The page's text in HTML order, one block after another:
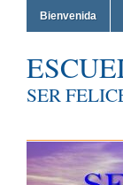
Bienvenida
SER